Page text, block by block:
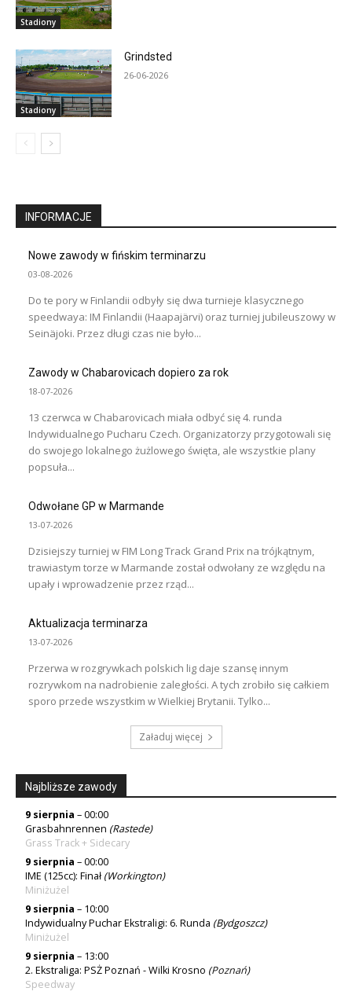
Stadiony
Stadiony
Grindsted
26-06-2026
INFORMACJE
Nowe zawody w fińskim terminarzu
03-08-2026
Do te pory w Finlandii odbyły się dwa turnieje klasycznego
speedwaya: IM Finlandii (Haapajärvi) oraz turniej jubileuszowy w
Seinäjoki. Przez długi czas nie było...
Zawody w Chabarovicach dopiero za rok
18-07-2026
13 czerwca w Chabarovicach miała odbyć się 4. runda
Indywidualnego Pucharu Czech. Organizatorzy przygotowali się
do swojego lokalnego żużlowego święta, ale wszystkie plany
popsuła...
Odwołane GP w Marmande
13-07-2026
Dzisiejszy turniej w FIM Long Track Grand Prix na trójkątnym,
trawiastym torze w Marmande został odwołany ze względu na
upały i wprowadzenie przez rząd...
Aktualizacja terminarza
13-07-2026
Przerwa w rozgrywkach polskich lig daje szansę innym
rozrywkom na nadrobienie zaległości. A tych zrobiło się całkiem
sporo przede wszystkim w Wielkiej Brytanii. Tylko...
Załaduj więcej
Najbliższe zawody
9 sierpnia – 00:00
Grasbahnrennen (Rastede)
Grass Track + Sidecary
9 sierpnia – 00:00
IME (125cc): Finał(Workington)
Miniżużel
9 sierpnia – 10:00
Indywidualny Puchar Ekstraligi: 6. Runda (Bydgoszcz)
Miniżużel
9 sierpnia – 13:00
2. Ekstraliga: PSŻ Poznań - Wilki Krosno (Poznań)
Speedway